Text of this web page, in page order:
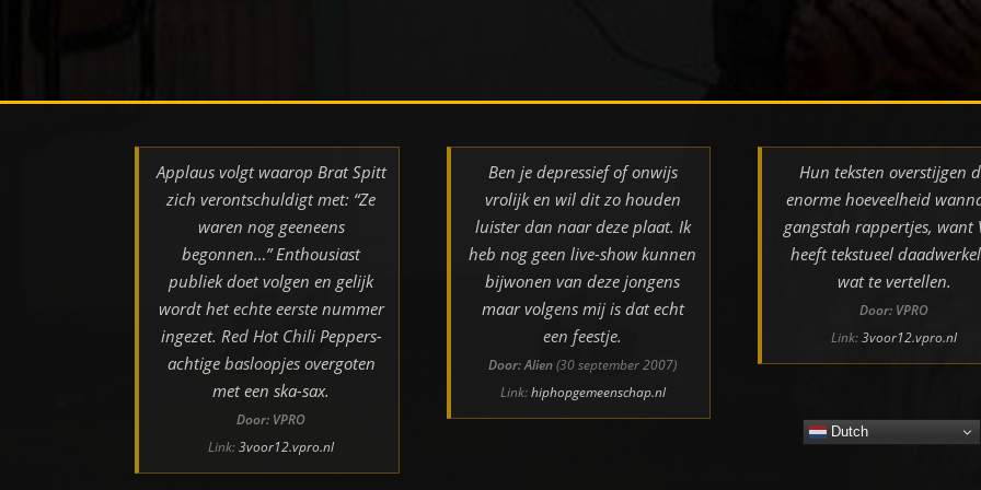
Applaus volgt waarop Brat Spitt
zich verontschuldigt met: “Ze
waren nog geeneens
begonnen…” Enthousiast
publiek doet volgen en gelijk
wordt het echte eerste nummer
ingezet. Red Hot Chili Peppers-
achtige basloopjes overgoten
met een ska-sax.
Door: VPRO
Link:3voor12.vpro.nl
Ben je depressief of onwijs
vrolijk en wil dit zo houden
luister dan naar deze plaat. Ik
heb nog geen live-show kunnen
bijwonen van deze jongens
maar volgens mij is dat echt
een feestje.
Door: Alien(30 september 2007)
Link:hiphopgemeenschap.nl
Hun teksten overstijgen
enorme hoeveelheid
gangstah rappertjes, want
heeft tekstueel
wat te vertellen.
Door: VPRO
Link:3voor12.vpro.nl
Dutch